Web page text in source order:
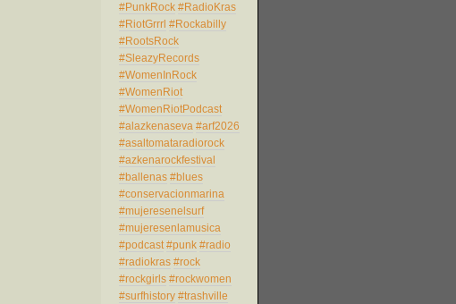
#PunkRock #RadioKras
#RiotGrrrl #Rockabilly
#RootsRock
#SleazyRecords
#WomenInRock
#WomenRiot
#WomenRiotPodcast
#alazkenaseva #arf2026
#asaltomataradiorock
#azkenarockfestival
#ballenas #blues
#conservacionmarina
#mujeresenelsurf
#mujeresenlamusica
#podcast #punk #radio
#radiokras #rock
#rockgirls #rockwomen
#surfhistory #trashville